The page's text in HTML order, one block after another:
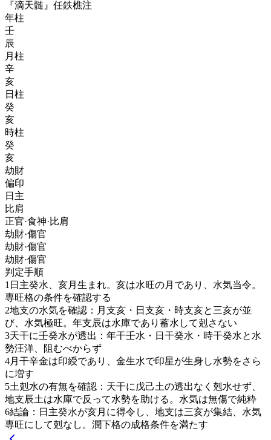
『滴天髄』任鉄樵注
年柱
壬
辰
月柱
辛
亥
日柱
癸
亥
時柱
癸
亥
劫財
偏印
日主
比肩
正官·食神·比肩
劫財·傷官
劫財·傷官
劫財·傷官
判定手順
1 日主癸水、亥月生まれ。亥は水旺の月であり、水気当令。
専旺格の条件を確認する
2地支の水気を確認：月支亥・日支亥・時支亥と三亥が並
び、水気極旺。年支辰は水庫であり蓄水して剋さない
3天干に壬癸水が透出：年干壬水・日干癸水・時干癸水と水
勢汪洋、阻むべからず
4月干辛金は印綬であり、金生水で印星が生身し水勢をさら
に増す
5土剋水の有無を確認：天干に戊己土の透出なく剋水せず、
地支辰土は水庫で反って水勢を助ける。水気は無傷で純粋
6結論：日主癸水が亥月に得令し、地支は三亥が集結、水気
専旺にして剋なし。潤下格の成格条件を満たす